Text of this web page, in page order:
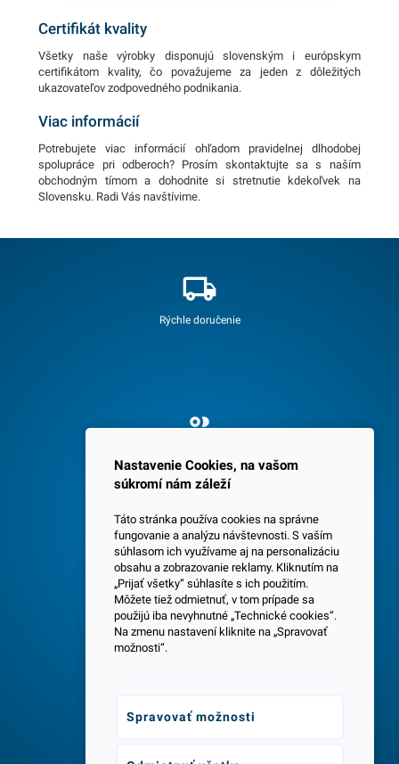
Certifikát kvality
Všetky naše výrobky disponujú slovenským i európskym
certifikátom kvality, čo považujeme za jeden z dôležitých
ukazovateľov zodpovedného podnikania.
Viac informácií
Potrebujete viac informácií ohľadom pravidelnej dlhodobej
spolupráce pri odberoch? Prosím skontaktujte sa s naším
obchodným tímom a dohodnite si stretnutie kdekoľvek na
Slovensku. Radi Vás navštívime.
Rýchle doručenie
Spokojných 3600 zákazníkov
Centrála a predajňa v Senci
Nastavenie Cookies, na vašom
súkromí nám záleží
Táto stránka používa cookies na správne
fungovanie a analýzu návštevnosti. S vaším
súhlasom ich využívame aj na personalizáciu
obsahu a zobrazovanie reklamy. Kliknutím na
„Prijať všetky“ súhlasíte s ich použitím.
Môžete tiež odmietnuť, v tom prípade sa
použijú iba nevyhnutné „Technické cookies“.
Na zmenu nastavení kliknite na „Spravovať
možnosti“.
Spravovať možnosti